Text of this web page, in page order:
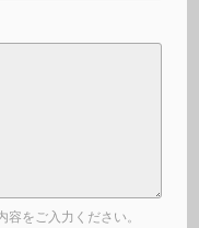
をご入力ください。